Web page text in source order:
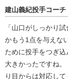
建山義紀投手コーチ
「山口がしっかり
かもう1点を与えな
ために投手をつぎ
大きかったですね
り目からは対応し